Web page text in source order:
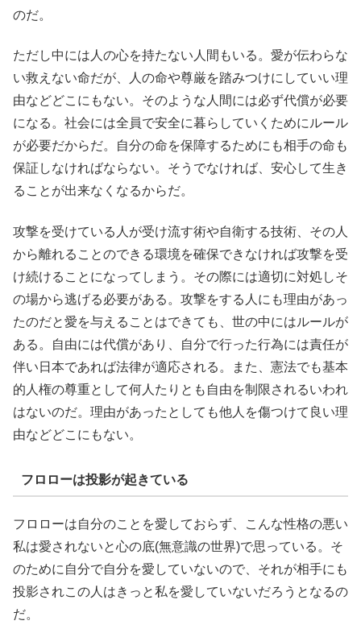
のだ。
ただし中には人の心を持たない人間もいる。愛が伝わらな
い救えない命だが、人の命や尊厳を踏みつけにしていい理
由などどこにもない。そのような人間には必ず代償が必要
になる。社会には全員で安全に暮らしていくためにルール
が必要だからだ。自分の命を保障するためにも相手の命も
保証しなければならない。そうでなければ、安心して生き
ることが出来なくなるからだ。
攻撃を受けている人が受け流す術や自衛する技術、その人
から離れることのできる環境を確保できなければ攻撃を受
け続けることになってしまう。その際には適切に対処しそ
の場から逃げる必要がある。攻撃をする人にも理由があっ
たのだと愛を与えることはできても、世の中にはルールが
ある。自由には代償があり、自分で行った行為には責任が
伴い日本であれば法律が適応される。また、憲法でも基本
的人権の尊重として何人たりとも自由を制限されるいわれ
はないのだ。理由があったとしても他人を傷つけて良い理
由などどこにもない。
フロローは投影が起きている
フロローは自分のことを愛しておらず、こんな性格の悪い
私は愛されないと心の底(無意識の世界)で思っている。そ
のために自分で自分を愛していないので、それが相手にも
投影されこの人はきっと私を愛していないだろうとなるの
だ。